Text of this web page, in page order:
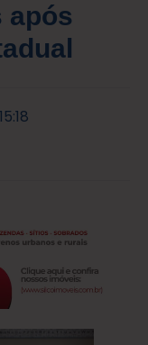
após
15:18